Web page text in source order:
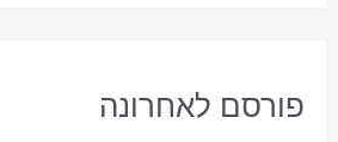
פורסם לאחרונה